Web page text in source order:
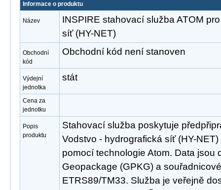
Informace o produktu
Název
INSPIRE stahovací služba ATOM
síť (HY-NET)
Obchodní
kód
Obchodní kód není stanoven
Výdejní
jednotka
stát
Cena za
jednotku
Popis
produktu
Stahovací služba poskytuje
Vodstvo - hydrografická síť (HY-
pomocí technologie Atom. Data jsou
Geopackage (GPKG) a
ETRS89/TM33. Služba je veřejně